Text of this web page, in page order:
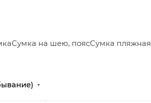
Сумка на шею, поясСумка пляжная